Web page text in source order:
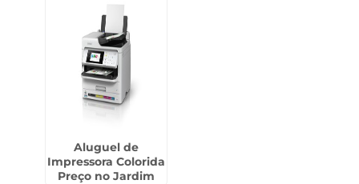
Aluguel de
Impressora Colorida
Preço no Jardim